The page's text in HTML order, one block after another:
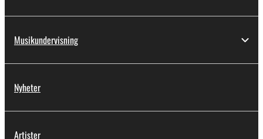
Musikundervisning
Nyheter
Artister